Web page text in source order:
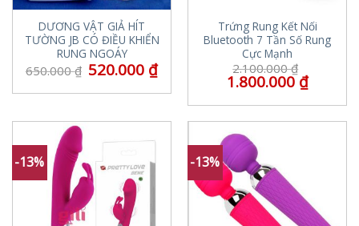
DƯƠNG VẬT GIẢ HÍT
TƯỜNG JB CÓ ĐIỀU KHIỂN
RUNG NGOÁY
650.000₫ 520.000 ₫
Trứng Rung Kết Nối
Bluetooth 7 Tần Số Rung
Cực Mạnh
2.100.000₫
1.800.000₫
-13% -13%